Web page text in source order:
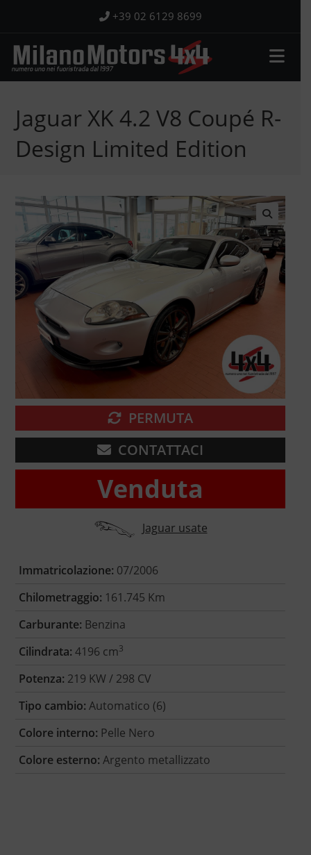
contenuto
+39 02 6129 8699
Jaguar XK 4.2 V8 Coupé R-
Design Limited Edition
🔍
PERMUTA
CONTATTACI
Venduta
Jaguar usate
Immatricolazione: 07/2006
Chilometraggio: 161.745 Km
Carburante: Benzina
Cilindrata: 4196 cm3
Potenza: 219 KW / 298 CV
Tipo cambio: Automatico (6)
Colore interno: Pelle Nero
Colore esterno: Argento metallizzato